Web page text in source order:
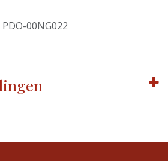
PDO-00NG022